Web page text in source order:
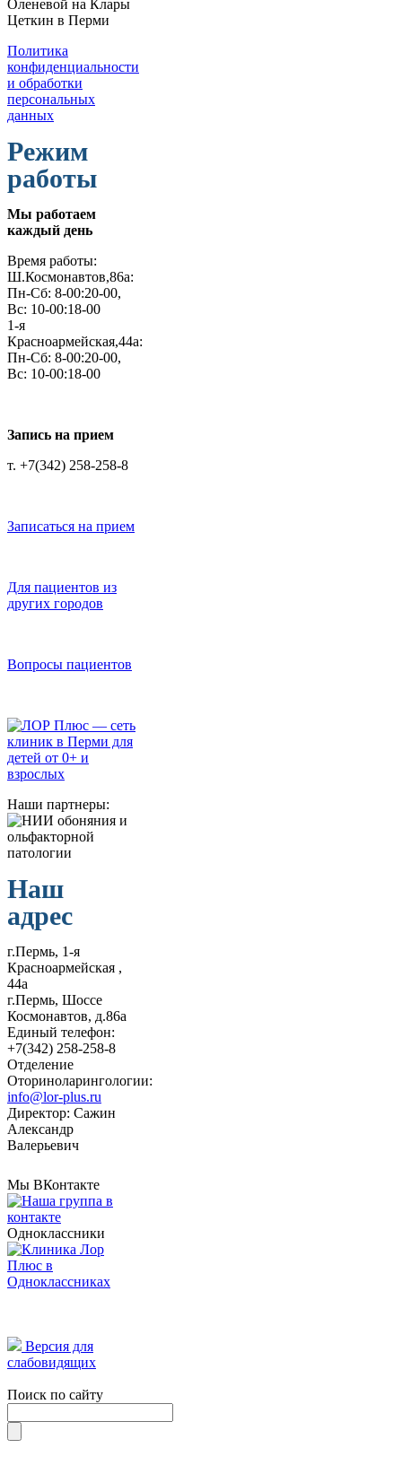
Политика
конфиденциальности
и обработки
персональных
данных
Режим
работы
Мы работаем
каждый день
Время работы:
Ш.Космонавтов,86а:
Пн-Сб: 8-00:20-00,
Вс: 10-00:18-00
1-я
Красноармейская,44а:
Пн-Сб: 8-00:20-00,
Вс: 10-00:18-00
Запись на прием
т. +7(342) 258-258-8
Записаться на прием
Для пациентов из
других городов
Вопросы пациентов
Наши партнеры:
Наш
адрес
г.Пермь, 1-я
Красноармейская ,
44а
г.Пермь, Шоссе
Космонавтов, д.86а
Единый телефон:
+7(342) 258-258-8
Отделение
Оториноларингологии:
info@lor-plus.ru
Директор: Сажин
Александр
Валерьевич
Мы ВКонтакте
Одноклассники
Версия для
слабовидящих
Поиск по сайту